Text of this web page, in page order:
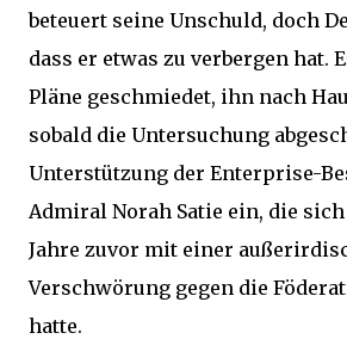
beteuert seine Unschuld, doch
dass er etwas zu verbergen hat.
Pläne geschmiedet, ihn nach
sobald die Untersuchung
Unterstützung der Enterprise-
Admiral Norah Satie ein, die
Jahre zuvor mit einer
Verschwörung gegen die
hatte.